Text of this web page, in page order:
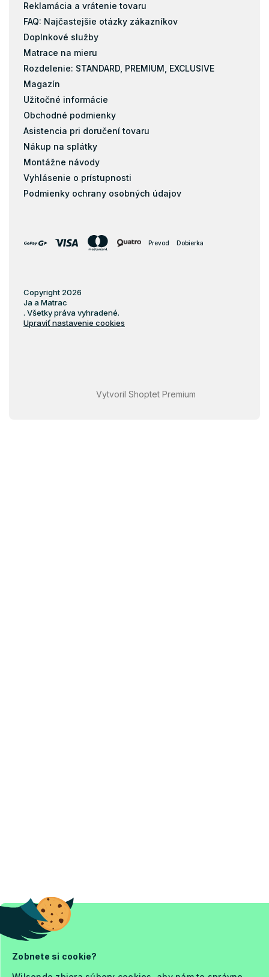
Zobnete si cookie?
Reklamácia a vrátenie tovaru
FAQ: Najčastejšie otázky zákazníkov
Doplnkové služby
Matrace na mieru
Rozdelenie: STANDARD, PREMIUM, EXCLUSIVE
Magazín
Užitočné informácie
Obchodné podmienky
Asistencia pri doručení tovaru
Nákup na splátky
Montážne návody
Vyhlásenie o prístupnosti
Podmienky ochrany osobných údajov
Prevod Dobierka
Vytvoril Shoptet Premium
Copyright 2026
Ja a Matrac
. Všetky práva vyhradené.
Upraviť nastavenie cookies